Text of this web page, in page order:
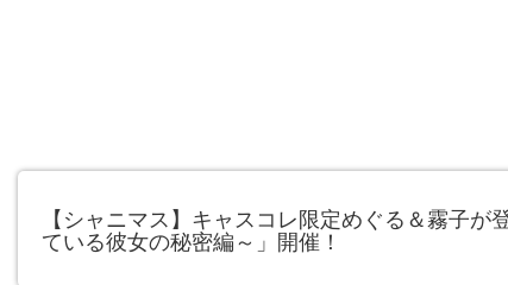
【シャニマス】キャスコレ限定めぐる＆霧子
ている彼女の秘密編～」開催！